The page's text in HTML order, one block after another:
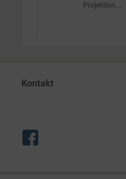
Projektion...
Kontakt